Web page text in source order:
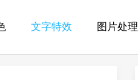
文字特效 图片处理